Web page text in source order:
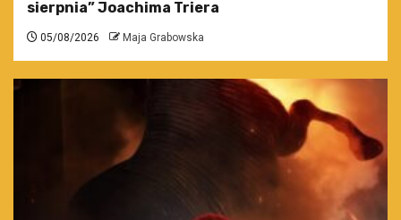
sierpnia” Joachima Triera
05/08/2026 Maja Grabowska